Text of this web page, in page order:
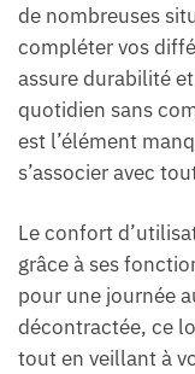
de nombreuses
compléter vos
assure durabilité
quotidien sans
est l’élément
s’associer avec
Le confort
grâce à ses
pour une journée
décontractée, ce
tout en veillant à